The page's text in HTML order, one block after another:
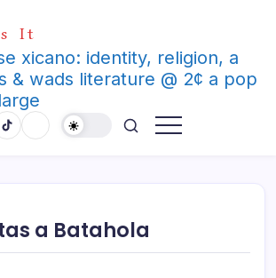
It
xicano: identity, religion, a
& wads literature @ 2¢ a pop
a Batahola